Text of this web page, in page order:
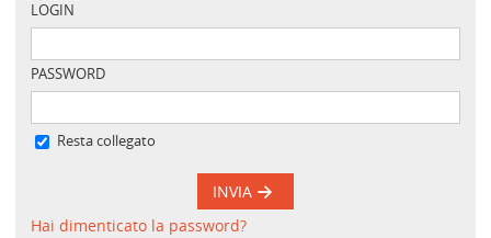
LOGIN
PASSWORD
Resta collegato
INVIA
Hai dimenticato la password?